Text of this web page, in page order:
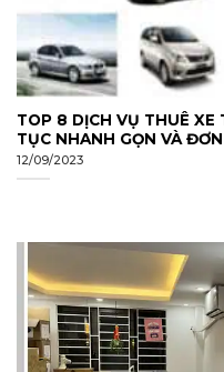
TOP 8 DỊCH VỤ THUÊ
TỤC NHANH GỌN VÀ
12/09/2023